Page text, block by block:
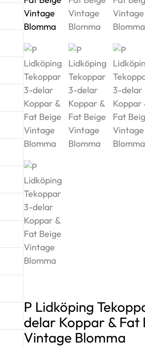
P Lidköping
delar Koppar & Fat
Vintage Blomma